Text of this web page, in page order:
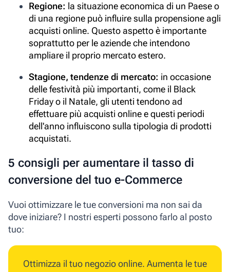
Regione: la situazione economica di un Paese o
di una regione può influire sulla propensione agli
acquisti online. Questo aspetto è importante
soprattutto per le aziende che intendono
ampliare il proprio mercato estero.
Stagione, tendenze di mercato: in occasione
delle festività più importanti, come il Black
Friday o il Natale, gli utenti tendono ad
effettuare più acquisti online e questi periodi
dell'anno influiscono sulla tipologia di prodotti
acquistati.
5 consigli per aumentare il tasso di
conversione del tuo e-Commerce
Vuoi ottimizzare le tue conversioni ma non sai da
dove iniziare? I nostri esperti possono farlo al posto
tuo:
Ottimizza il tuo negozio online. Aumenta le tue